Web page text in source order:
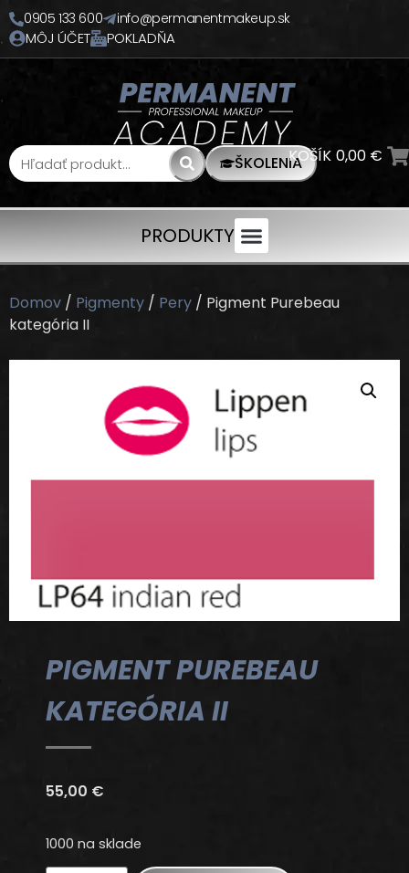
0905 133 600 info@permanentmakeup.sk
MÔJ ÚČET POKLADŇA
ŠKOLENIAKOŠÍK 0,00 €
PRODUKTY
Domov / Pigmenty / Pery / Pigment Purebeau
kategória II
PIGMENT PUREBEAU
KATEGÓRIA II
55,00 €
1000 na sklade